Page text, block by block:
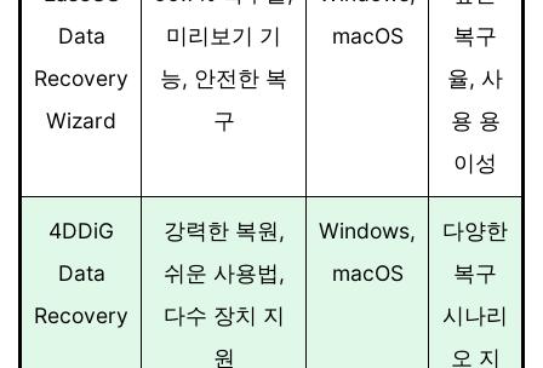
Data
Recovery
Wizard
미리보기 기
능, 안전한 복
구
macOS
복구
율, 사
용 용
이성
4DDiG
Data
Recovery
강력한 복원,
쉬운 사용법,
다수 장치 지
원
Windows,
macOS
다양한
복구
시나리
오 지